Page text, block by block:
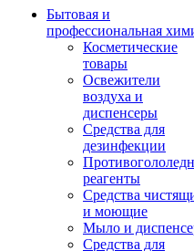
Бытовая и
профессиональная
Косметические
товары
Освежители
воздуха и
диспенсеры
Средства для
дезинфекции
реагенты
Средства
и моющие
Мыло и
Средства для